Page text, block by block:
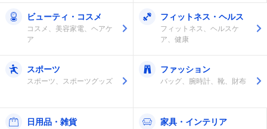
ビューティ・コスメ
コスメ、美容家電、ヘアケ
ア
フィットネス・ヘルス
フィットネス、ヘルスケ
ア、健康
スポーツ
スポーツ、スポーツグッズ
ファッション
バッグ、腕時計、靴、財布
日用品・雑貨 家具・インテリア